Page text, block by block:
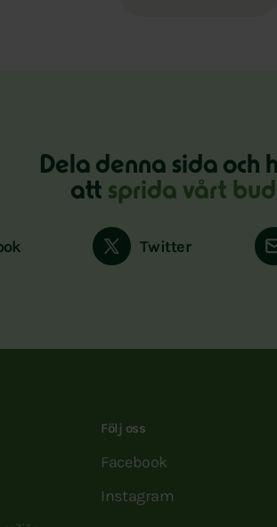
Dela denna sida och
att sprida vårt
Twitter
Följ oss
Facebook
Instagram